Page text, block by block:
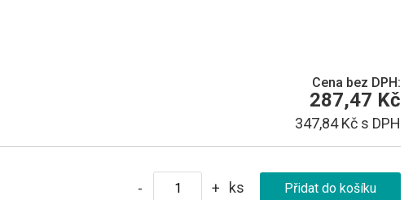
Cena bez DPH:
287,47 Kč
347,84 Kč s DPH
- + ks